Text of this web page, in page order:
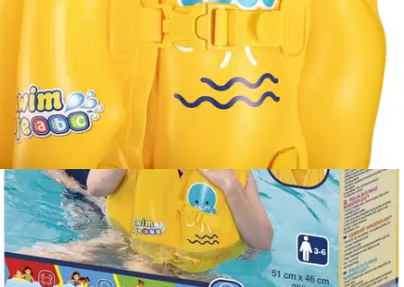
Ilmainen toimitus yli 100 €:n tilauksille
Postin pakettiautomaattiin tai
palvelupisteeseen!
Etu ei koske Suuri‑lisäpalvelulla toimitettavia tuotteita.
Tarkista myymäläsaatavuus